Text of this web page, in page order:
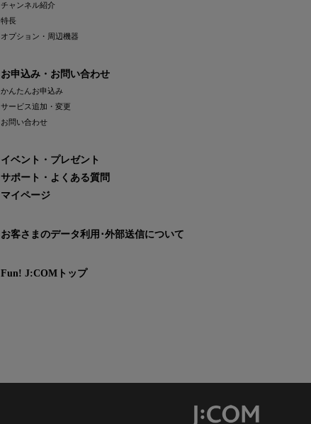
チャンネル紹介
特長
オプション・周辺機器
お申込み・お問い合わせ
かんたんお申込み
サービス追加・変更
お問い合わせ
イベント・プレゼント
サポート・よくある質問
マイページ
お客さまのデータ利用･外部送信について
Fun! J:COMトップ